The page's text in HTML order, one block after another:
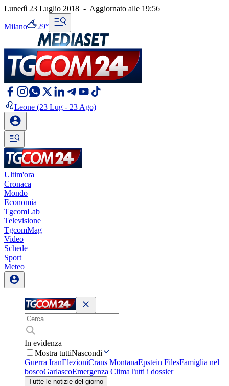
Lunedì 23 Luglio 2018 - Aggiornato alle 19:56
Milano 29°
Leone (23 Lug - 23 Ago)
Ultim'ora
Cronaca
Mondo
Economia
TgcomLab
Televisione
TgcomMag
Video
Schede
Sport
Meteo
In evidenza
Mostra tuttiNascondi
Guerra IranElezioniCrans MontanaEpstein FilesFamiglia nel
boscoGarlascoEmergenza ClimaTutti i dossier
Tutte le notizie del giorno